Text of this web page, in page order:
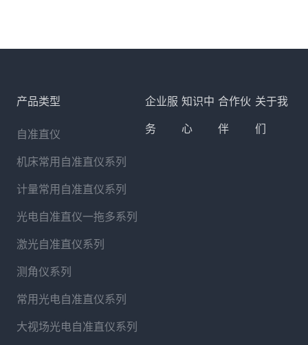
产品类型
自准直仪
机床常用自准直仪系列
计量常用自准直仪系列
光电自准直仪一拖多系列
激光自准直仪系列
测角仪系列
常用光电自准直仪系列
大视场光电自准直仪系列
企业服
务
知识中
心
合作伙
伴
关于我
们